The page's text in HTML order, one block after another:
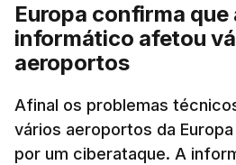
Europa confirma que
informático afetou
aeroportos
Afinal os problemas
vários aeroportos da
por um ciberataque. A